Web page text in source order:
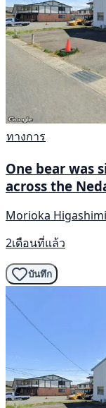
ทางการ
One bear was
across the
Morioka
2เดือนที่แล้ว
บันทึก